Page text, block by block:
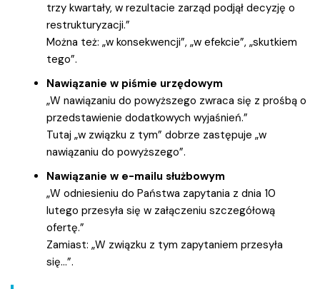
trzy kwartały, w rezultacie zarząd podjął decyzję o
restrukturyzacji.”
Można też: „w konsekwencji”, „w efekcie”, „skutkiem
tego”.
Nawiązanie w piśmie urzędowym
„W nawiązaniu do powyższego zwraca się z prośbą o
przedstawienie dodatkowych wyjaśnień.”
Tutaj „w związku z tym” dobrze zastępuje „w
nawiązaniu do powyższego”.
Nawiązanie w e-mailu służbowym
„W odniesieniu do Państwa zapytania z dnia 10
lutego przesyła się w załączeniu szczegółową
ofertę.”
Zamiast: „W związku z tym zapytaniem przesyła
się…”.